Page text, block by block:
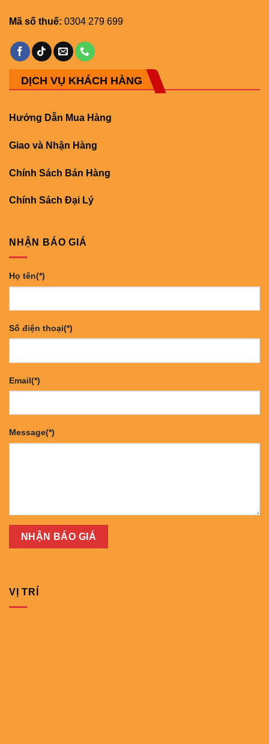
Mã số thuế: 0304 279 699
DỊCH VỤ KHÁCH HÀNG
Hướng Dẫn Mua Hàng
Giao và Nhận Hàng
Chính Sách Bán Hàng
Chính Sách Đại Lý
NHẬN BÁO GIÁ
Họ tên(*)
Số điện thoại(*)
Email(*)
Message(*)
VỊ TRÍ